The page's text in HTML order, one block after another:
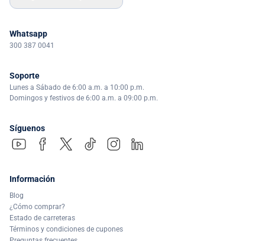
Whatsapp
300 387 0041
Soporte
Lunes a Sábado de 6:00 a.m. a 10:00 p.m.
Domingos y festivos de 6:00 a.m. a 09:00 p.m.
Síguenos
Información
Blog
¿Cómo comprar?
Estado de carreteras
Términos y condiciones de cupones